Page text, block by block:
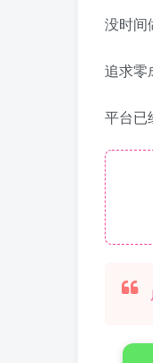
没时间
追求零
平台已